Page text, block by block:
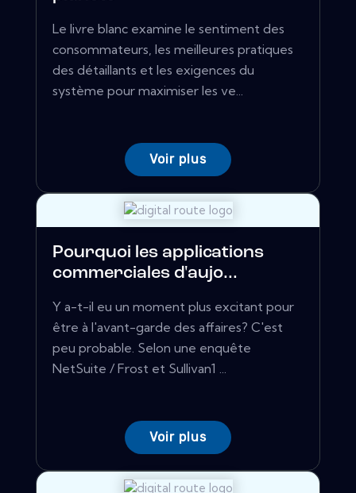
Le livre blanc examine le sentiment des
consommateurs, les meilleures pratiques
des détaillants et les exigences du
système pour maximiser les ve...
Voir plus
Pourquoi les applications
commerciales d'aujo...
Y a-t-il eu un moment plus excitant pour
être à l'avant-garde des affaires? C'est
peu probable. Selon une enquête
NetSuite / Frost et Sullivan1 ...
Voir plus